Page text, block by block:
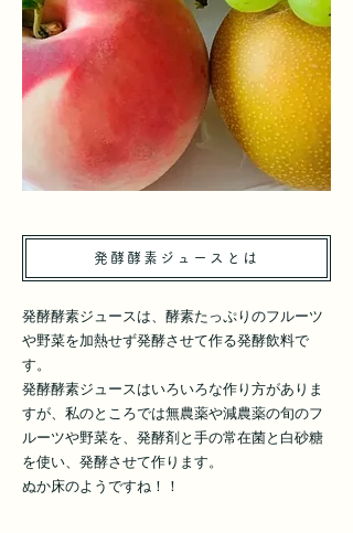
発酵酵素ジュースとは
発酵酵素ジュースは、酵素たっぷりのフルーツ
や野菜を加熱せず発酵させて作る発酵飲料で
す。
発酵酵素ジュースはいろいろな作り方がありま
すが、私のところでは無農薬や減農薬の旬のフ
ルーツや野菜を、発酵剤と手の常在菌と白砂糖
を使い、発酵させて作ります。
ぬか床のようですね！！